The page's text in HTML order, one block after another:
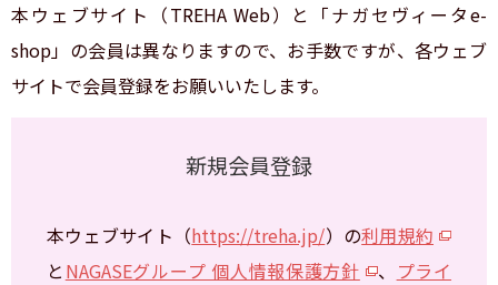
お問い合わせ
ナガセヴィータe-shop
本ウェブサイト（TREHA Web）と「ナガセヴィータe-
shop」の会員は異なりますので、お手数ですが、各ウェブ
サイトで会員登録をお願いいたします。
新規会員登録
本ウェブサイト（https://treha.jp/）の利用規約
と NAGASEグループ 個人情報保護方針 、 プライ